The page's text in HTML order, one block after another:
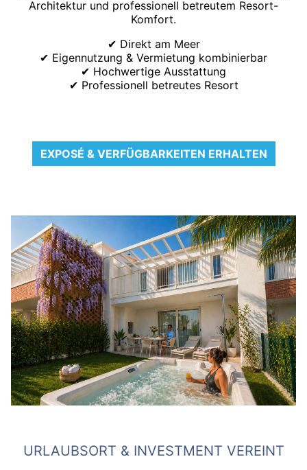
Architektur und professionell betreutem Resort-
Komfort.
✔ Direkt am Meer
✔ Eigennutzung & Vermietung kombinierbar
✔ Hochwertige Ausstattung
✔ Professionell betreutes Resort
EXPOSÉ & VERFÜGBARKEITEN ERHALTEN
URLAUBSORT & INVESTMENT VEREINT